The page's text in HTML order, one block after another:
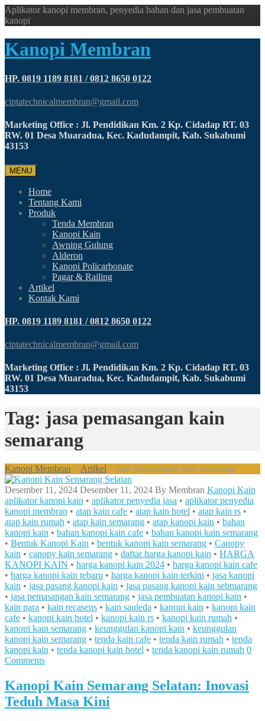
Aplikator kanopi membran, penyedia bahan dan jasa pembuatan
kanopi
Kanopi Membran
HP. 0819 1189 8181 / 0812 8650 0122
ciptatechnicalmembran@gmail.com
Marketing Office : Jl. Pendidikan Km. 2 Kp. Cidadap RT. 03
RW. 01 Desa Muaradua, Kec. Kadudampit, Kab. Sukabumi
43153
MENU
Home
Tentang Kami
Produk
Tenda Membran
Kanopi Kain
Awning Gulung
Alderon
Kanopi Policarbonate
Pagar & Railing
Artikel
Kontak Kami
HP. 0819 1189 8181 / 0812 8650 0122
ciptatechnicalmembran@gmail.com
Marketing Office : Jl. Pendidikan Km. 2 Kp. Cidadap RT. 03
RW. 01 Desa Muaradua, Kec. Kadudampit, Kab. Sukabumi
43153
Tag: jasa pemasangan kain
semarang
Kanopi Membran > Artikel > jasa pemasangan kain semarang
Desember 11, 2024 Desember 11, 2024 By Membran Kanopi Kain
aplikator kanopi kain • aplikator penyedia jasa • aplikator penyedia
kanopi membran • atap kain cafe • atap kain hotel • atap kain rs •
atap kain rumah • atap kain semarang • atap kanopi kain • bahan
kanopi kain • bahan kanopi kain cafe • bahan kanopi kain semarang
• Bentuk Kanopi Kain • bentuk kanopi kain semarang • Canopy
kain • canopy kain semarang • daftar harga kanopi kain • HARGA
KANOPI KAIN • harga kanopi kain 2024 • harga kanopi kain cafe
• harga kanopi kain tebaru • harga kanopi kain terkini • jasa kanopi
kain • jasa pasang kanopi kain • jasa pasang kanopi kain sebmarang
• jasa pemasangan kain semarang • jasa pembuatan kanopi kain •
kain para • kain recasens • kain sauleda • kanopi kain • kanopi kain
cafe • kanopi kain hotel • kanopi kain rs • kanopi kain rumah •
kanopi kain semarang • keunggulan kanopi kain • keunggulan
kanopi kain semarang • tenda kain cafe • tenda kain rumah • tenda
kanopi kain • tenda kanopi kain hotel • tenda kanopi kain rumah 0
Comments
Kanopi Kain Semarang Selatan: Inovasi
Teduh Masa Kini